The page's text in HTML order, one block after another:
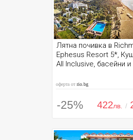
Лятна почивка в
Ephesus Resort 5*,
All Inclusive, басейни
оферта отrio.bg
-25% 422лв. /